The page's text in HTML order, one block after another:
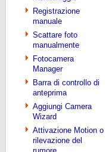
Registrazione
manuale
Scattare foto
manualmente
Fotocamera
Manager
Barra di controllo di
anteprima
Aggiungi Camera
Wizard
Attivazione Motion o
rilevazione del